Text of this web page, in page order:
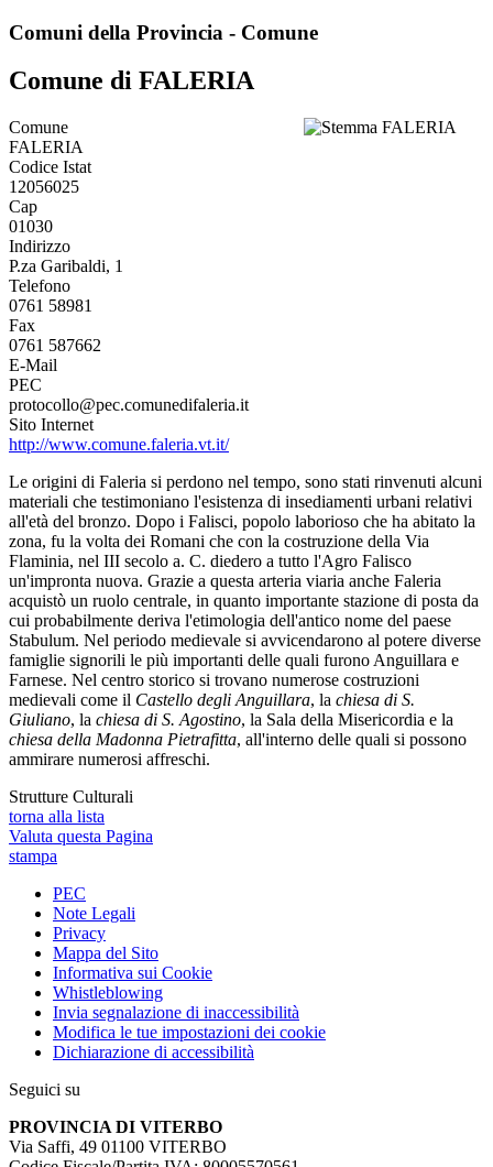
Comuni della Provincia - Comune
Comune di FALERIA
Comune
FALERIA
Codice Istat
12056025
Cap
01030
Indirizzo
P.za Garibaldi, 1
Telefono
0761 58981
Fax
0761 587662
E-Mail
PEC
protocollo@pec.comunedifaleria.it
Sito Internet
http://www.comune.faleria.vt.it/
Le origini di Faleria si perdono nel tempo, sono stati rinvenuti alcuni
materiali che testimoniano l'esistenza di insediamenti urbani relativi
all'età del bronzo. Dopo i Falisci, popolo laborioso che ha abitato la
zona, fu la volta dei Romani che con la costruzione della Via
Flaminia, nel III secolo a. C. diedero a tutto l'Agro Falisco
un'impronta nuova. Grazie a questa arteria viaria anche Faleria
acquistò un ruolo centrale, in quanto importante stazione di posta da
cui probabilmente deriva l'etimologia dell'antico nome del paese
Stabulum. Nel periodo medievale si avvicendarono al potere diverse
famiglie signorili le più importanti delle quali furono Anguillara e
Farnese. Nel centro storico si trovano numerose costruzioni
medievali come il Castello degli Anguillara, la chiesa di S.
Giuliano, la chiesa di S. Agostino, la Sala della Misericordia e la
chiesa della Madonna Pietrafitta, all'interno delle quali si possono
ammirare numerosi affreschi.
Strutture Culturali
torna alla lista
Valuta questa Pagina
stampa
PEC
Note Legali
Privacy
Mappa del Sito
Informativa sui Cookie
Whistleblowing
Invia segnalazione di inaccessibilità
Modifica le tue impostazioni dei cookie
Dichiarazione di accessibilità
Seguici su
PROVINCIA DI VITERBO
Via Saffi, 49 01100 VITERBO